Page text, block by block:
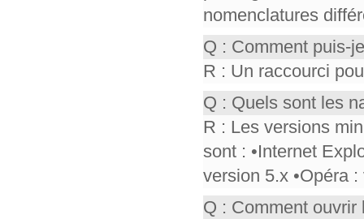
nomenclatures
Q : Comment puis-
R : Un raccourci
Q : Quels sont les
R : Les versions
sont : •Internet
version 5.x •Opéra
Q : Comment